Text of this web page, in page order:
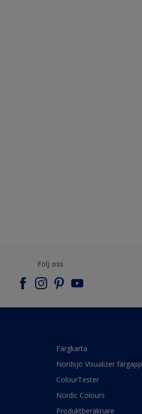
Följ oss
Färgkarta
Nordsjö Visualizer färgapp
ColourTester
Nordic Colours
Produktberäknare